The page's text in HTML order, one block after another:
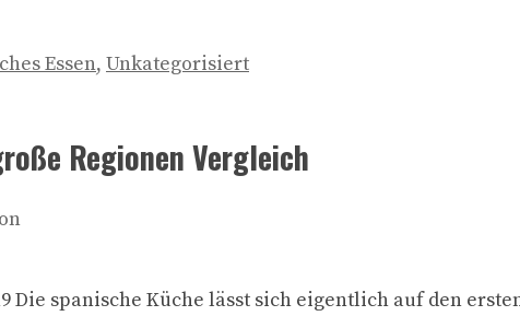
Essen, Unkategorisiert
Regionen Vergleich
2019 Die spanische Küche lässt sich eigentlich auf den